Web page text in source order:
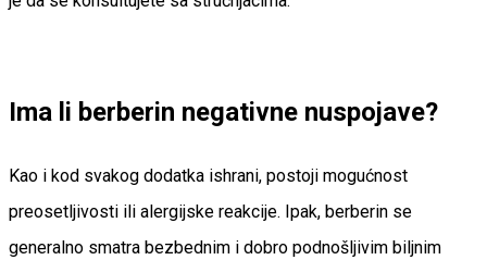
Ima li berberin negativne nuspojave?
Kao i kod svakog dodatka ishrani, postoji mogućnost
preosetljivosti ili alergijske reakcije. Ipak, berberin se
generalno smatra bezbednim i dobro podnošljivim biljnim